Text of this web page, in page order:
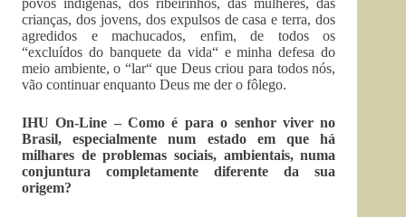
povos indígenas, dos ribeirinhos, das mulheres, das
crianças, dos jovens, dos expulsos de casa e terra, dos
agredidos e machucados, enfim, de todos os
“excluídos do banquete da vida“ e minha defesa do
meio ambiente, o “lar“ que Deus criou para todos nós,
vão continuar enquanto Deus me der o fôlego.
IHU On-Line – Como é para o senhor viver no
Brasil, especialmente num estado em que há
milhares de problemas sociais, ambientais, numa
conjuntura completamente diferente da sua
origem?